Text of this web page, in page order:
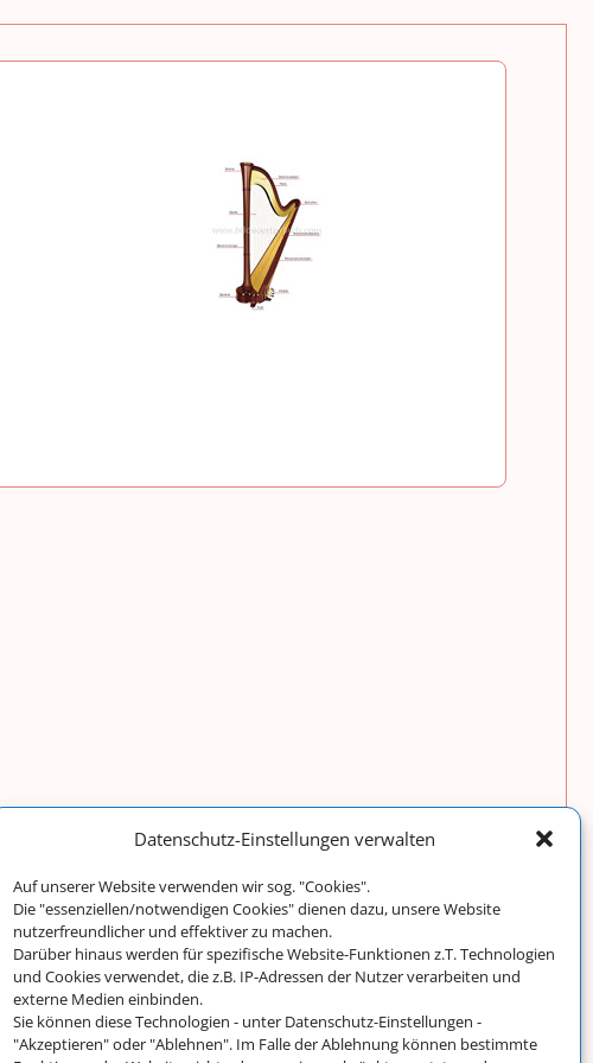
Datenschutz-Einstellungen verwalten
Auf unserer Website verwenden wir sog. "Cookies".
Die "essenziellen/notwendigen Cookies" dienen dazu, unsere Website
nutzerfreundlicher und effektiver zu machen.
Darüber hinaus werden für spezifische Website-Funktionen z.T. Technologien
und Cookies verwendet, die z.B. IP-Adressen der Nutzer verarbeiten und
externe Medien einbinden.
Sie können diese Technologien - unter Datenschutz-Einstellungen -
"Akzeptieren" oder "Ablehnen". Im Falle der Ablehnung können bestimmte